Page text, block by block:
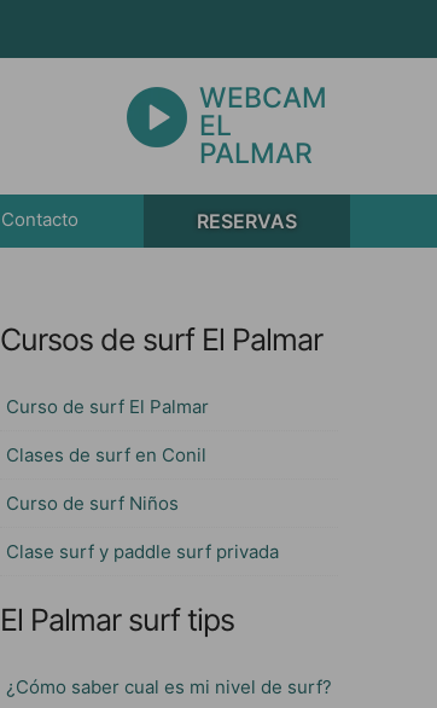
WEBCAM
EL
PALMAR
Contacto RESERVAS
Cursos de surf El Palmar
Curso de surf El Palmar
Clases de surf en Conil
Curso de surf Niños
Clase surf y paddle surf privada
El Palmar surf tips
¿Cómo saber cual es mi nivel de surf?